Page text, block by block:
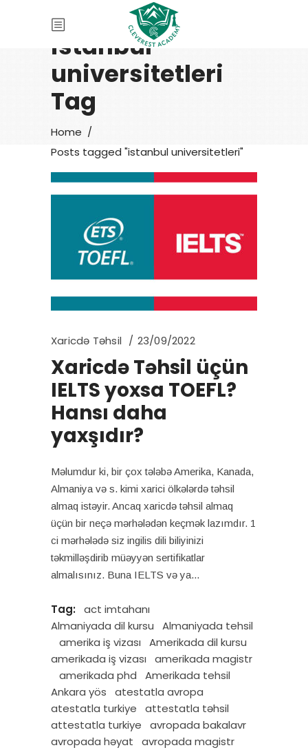
istanbul
universitetleri
Tag
Home /
Posts tagged "istanbul universitetleri"
Xaricdə Təhsil 23/09/2022
Xaricdə Təhsil üçün
IELTS yoxsa TOEFL?
Hansı daha
yaxşıdır?
Məlumdur ki, bir çox tələbə Amerika, Kanada,
Almaniya və s. kimi xarici ölkələrdə təhsil
almaq istəyir. Ancaq xaricdə təhsil almaq
üçün bir neçə mərhələdən keçmək lazımdır. 1
ci mərhələdə siz ingilis dili biliyinizi
təkmilləşdirib müəyyən sertifikatlar
almalısınız. Buna IELTS və ya
Tag:
act imtahanı
Almaniyada dil kursu
Almaniyada tehsil
amerika iş vizası
Amerikada dil kursu
amerikada iş vizası
amerikada magistr
amerikada phd
Amerikada tehsil
Ankara yös
atestatla avropa
atestatla turkiye
attestatla təhsil
attestatla turkiye
avropada bakalavr
avropada həyat
avropada magistr